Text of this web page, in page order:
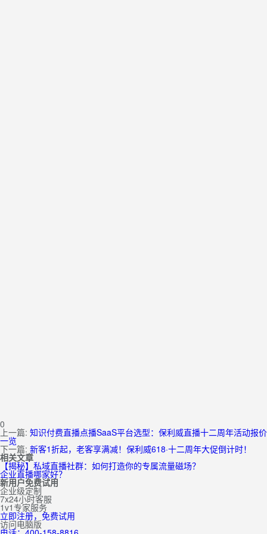
0
上一篇: 知识付费直播点播SaaS平台选型：保利威直播十二周年活动报价
一览
下一篇: 新客1折起，老客享满减！保利威618·十二周年大促倒计时！
相关文章
【揭秘】私域直播社群：如何打造你的专属流量磁场？
企业直播哪家好？
新用户免费试用
企业级定制
7x24小时客服
1v1专家服务
立即注册，免费试用
访问电脑版